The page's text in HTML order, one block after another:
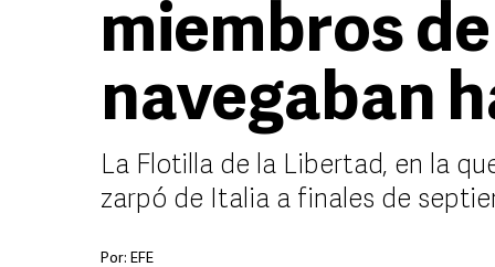
miembros
navegaban
La Flotilla de la Libertad, en la
zarpó de Italia a finales de
Por: EFE